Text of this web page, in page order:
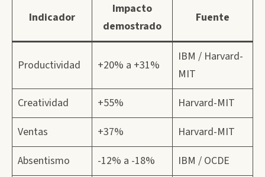
Indicador
Impacto
demostrado
Fuente
Productividad +20% a +31%
IBM / Harvard-
MIT
Creatividad
+55%
Harvard-MIT
Ventas
+37%
Harvard-MIT
Absentismo
-12% a -18%
IBM / OCDE